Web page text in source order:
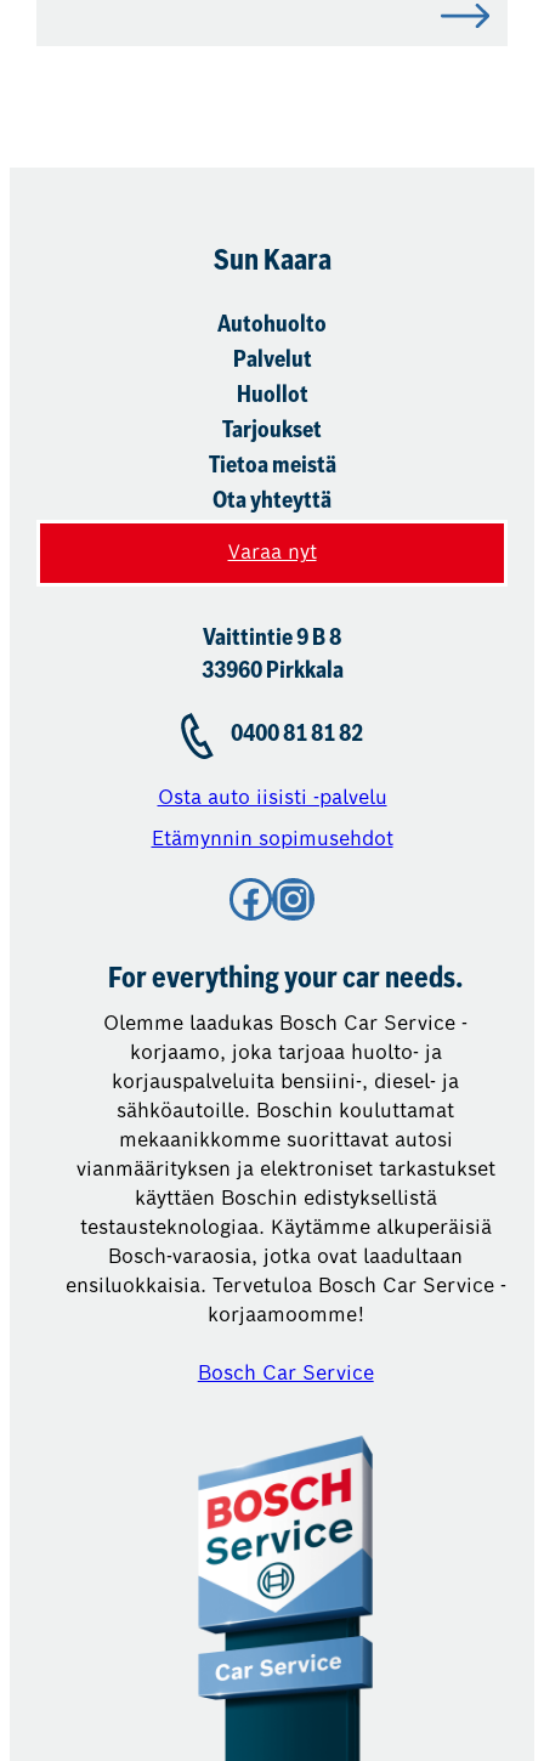
Sun Kaara
Autohuolto
Palvelut
Huollot
Tarjoukset
Tietoa meistä
Ota yhteyttä
Varaa nyt
Vaittintie 9 B 8
33960 Pirkkala
0400 81 81 82
Osta auto iisisti -palvelu
Etämynnin sopimusehdot
Facebook Instagram
For everything your car needs.
Olemme laadukas Bosch Car Service -
korjaamo, joka tarjoaa huolto- ja
korjauspalveluita bensiini-, diesel- ja
sähköautoille. Boschin kouluttamat
mekaanikkomme suorittavat autosi
vianmäärityksen ja elektroniset tarkastukset
käyttäen Boschin edistyksellistä
testausteknologiaa. Käytämme alkuperäisiä
Bosch-varaosia, jotka ovat laadultaan
ensiluokkaisia. Tervetuloa Bosch Car Service -
korjaamoomme!
Bosch Car Service